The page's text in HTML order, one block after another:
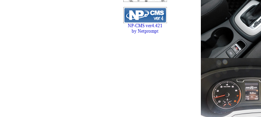
NP-CMS ver4.421
by Netprompt